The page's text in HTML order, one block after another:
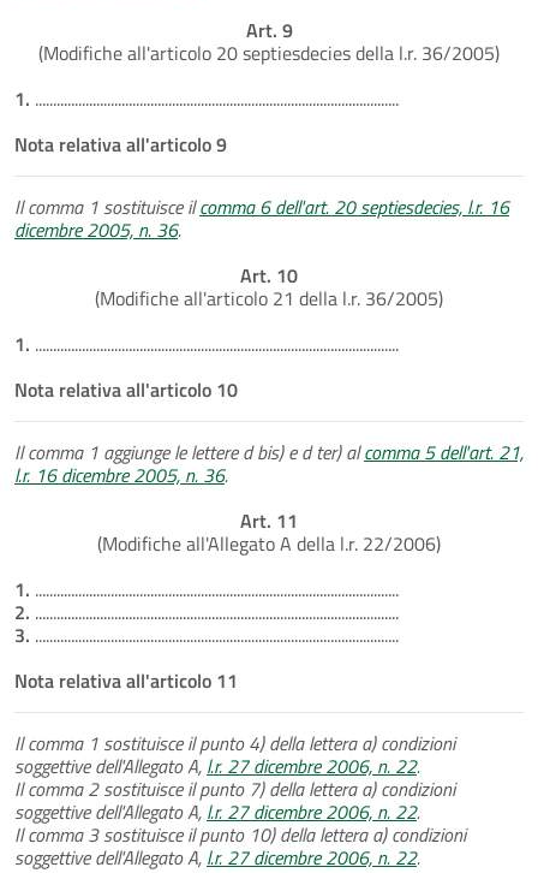
Art. 9
(Modifiche all'articolo 20 septiesdecies della l.r. 36/2005)
1. .....................................................................................................
Nota relativa all'articolo 9
Il comma 1 sostituisce ilcomma 6 dell'art. 20 septiesdecies, l.r. 16
dicembre 2005, n. 36.
Art. 10
(Modifiche all'articolo 21 della l.r. 36/2005)
1. .....................................................................................................
Nota relativa all'articolo 10
Il comma 1 aggiunge le lettere d bis) e d ter) alcomma 5 dell'art. 21,
l.r. 16 dicembre 2005, n. 36.
Art. 11
(Modifiche all'Allegato A della l.r. 22/2006)
1. .....................................................................................................
2. .....................................................................................................
3. .....................................................................................................
Nota relativa all'articolo 11
Il comma 1 sostituisce il punto 4) della lettera a) condizioni
soggettive dell'Allegato A, l.r. 27 dicembre 2006, n. 22.
Il comma 2 sostituisce il punto 7) della lettera a) condizioni
soggettive dell'Allegato A, l.r. 27 dicembre 2006, n. 22.
Il comma 3 sostituisce il punto 10) della lettera a) condizioni
soggettive dell'Allegato A, l.r. 27 dicembre 2006, n. 22.